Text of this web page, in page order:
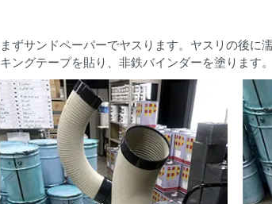
まずサンドペーパーでヤスります。ヤスリの後に
キングテープを貼り、非鉄バインダーを塗ります。